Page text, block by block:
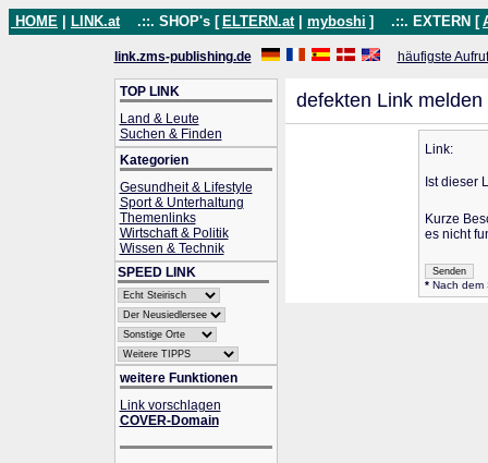
HOME LINK.at .::. SHOP's [ ELTERN.at myboshi ] .::. EXTERN [
link.zms-publishing.de häufigste
TOP LINK
Land & Leute
Suchen & Finden
Kategorien
Gesundheit & Lifestyle
Sport & Unterhaltung
Themenlinks
Wirtschaft & Politik
Wissen & Technik
SPEED LINK
weitere Funktionen
Link vorschlagen
COVER-Domain
defekten Link melden
Link:
Ist dieser
Kurze
es nicht
*Nach dem